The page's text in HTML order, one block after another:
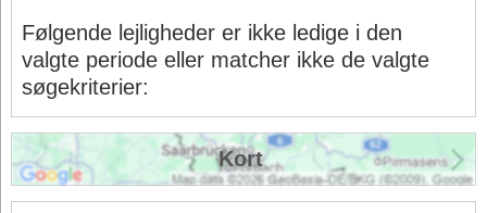
Følgende lejligheder er ikke ledige i den
valgte periode eller matcher ikke de valgte
søgekriterier:
Kort